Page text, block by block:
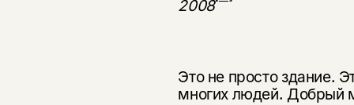
2008
Это не просто здание.
многих людей. Добрый